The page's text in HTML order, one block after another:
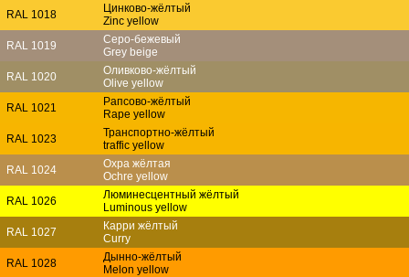
RAL 1018
Цинково-жёлтый
Zinc yellow
RAL 1019
Серо-бежевый
Grey beige
RAL 1020
Оливково-жёлтый
Olive yellow
RAL 1021
Рапсово-жёлтый
Rape yellow
RAL 1023
Транспортно-жёлтый
traffic yellow
RAL 1024
Охра жёлтая
Ochre yellow
RAL 1026
Люминесцентный жёлтый
Luminous yellow
RAL 1027
Карри жёлтый
Curry
RAL 1028
Дынно-жёлтый
Melon yellow